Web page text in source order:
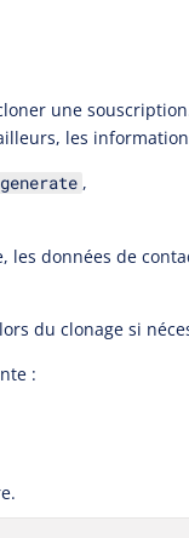
une
les
,
les données de
du clonage si
: